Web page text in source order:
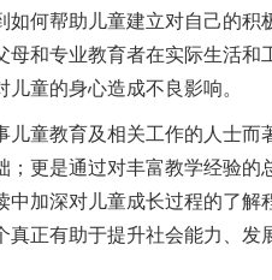
何帮助儿童建立对自己的积
和专业教育者在实际生活和
童的身心造成不良影响。
童教育及相关工作的人士而
更是通过对丰富教学经验的
加深对儿童成长过程的了解
正有助于提升社会能力、发